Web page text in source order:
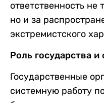
ответственность не
но и за
экстремистского
Роль государства и
Государственные
системную работу